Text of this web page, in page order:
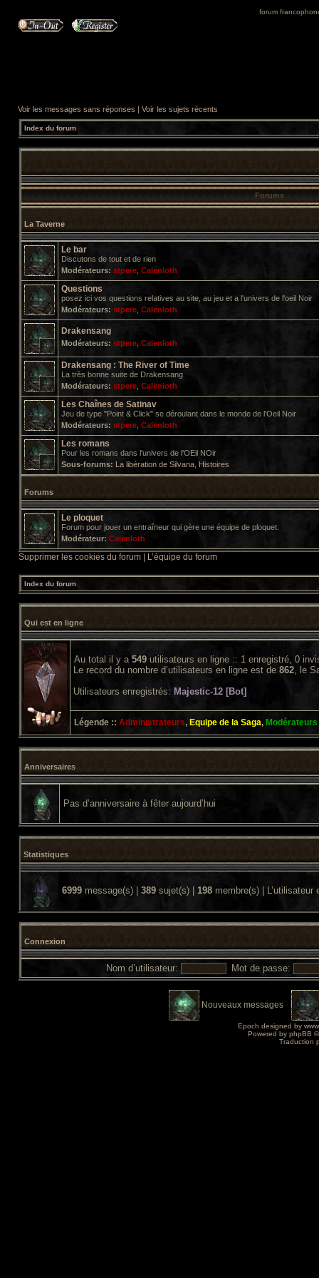
forum
Voir les messages sans réponses | Voir les sujets récents
Index du forum
Forums
La Taverne
Le bar
Discutons de tout et de rien
Modérateurs: stpere Calenloth
Questions
posez ici vos questions relatives au site, au jeu et a l'univers de l'oeil Noir
Modérateurs: stpere Calenloth
Drakensang
Modérateurs: stpere Calenloth
Drakensang : The River of Time
La très bonne suite de Drakensang
Modérateurs: stpere Calenloth
Les Chaînes de Satinav
Jeu de type "Point & Click" se déroulant dans le monde de l'Oeil Noir
Modérateurs: stpere Calenloth
Les romans
Pour les romans dans l'univers de l'OEil NOir
Sous-forums: La libération de Silvana Histoires
Forums
Le ploquet
Forum pour jouer un entraîneur qui gère une équipe de ploquet.
Modérateur: Calenloth
Supprimer les cookies du forum L’équipe du forum
Index du forum
Qui est en ligne
Au total il y a 549 utilisateurs en ligne :: 1 enregistré, 0
Le record du nombre d’utilisateurs en ligne est de 862, le
Utilisateurs enregistrés: Majestic-12 [Bot]
Légende :: Administrateurs, Equipe de la Saga,
Anniversaires
Pas d’anniversaire à fêter aujourd’hui
Statistiques
6999 message(s) | 389 sujet(s) | 198 membre(s) |
Connexion
Nom d’utilisateur: Mot de passe:
Nouveaux messages
Epoch designed by
Powered by phpBB
Traduction